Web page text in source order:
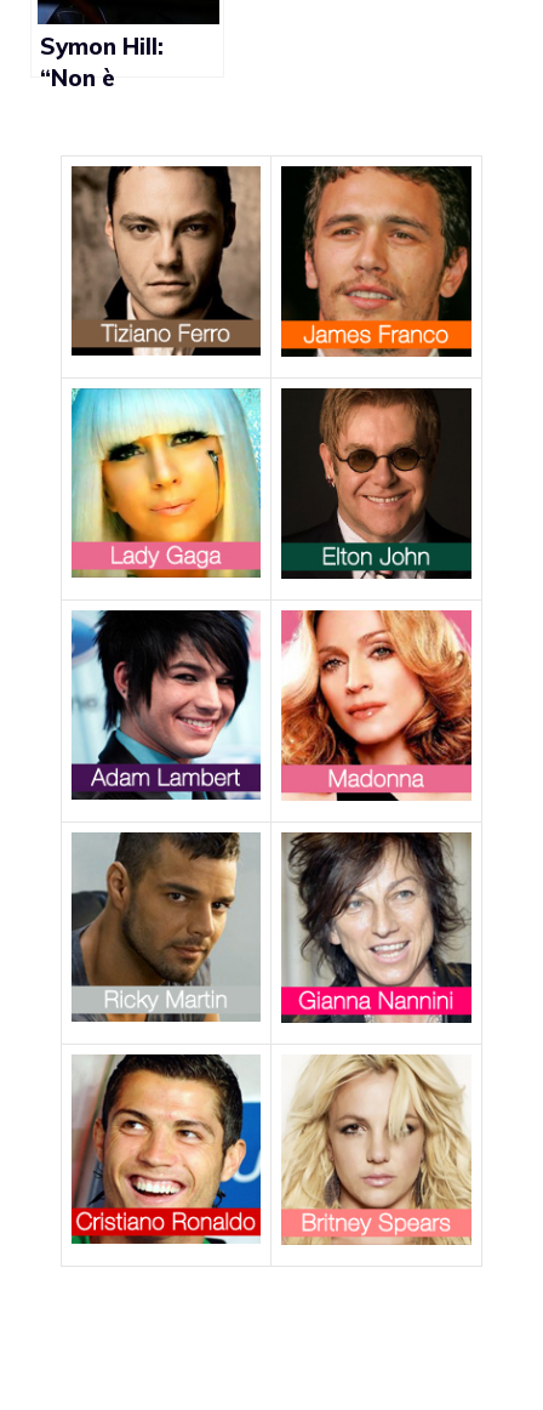
Symon Hill:
“Non è
che è contraria
al messaggio di
Dio”